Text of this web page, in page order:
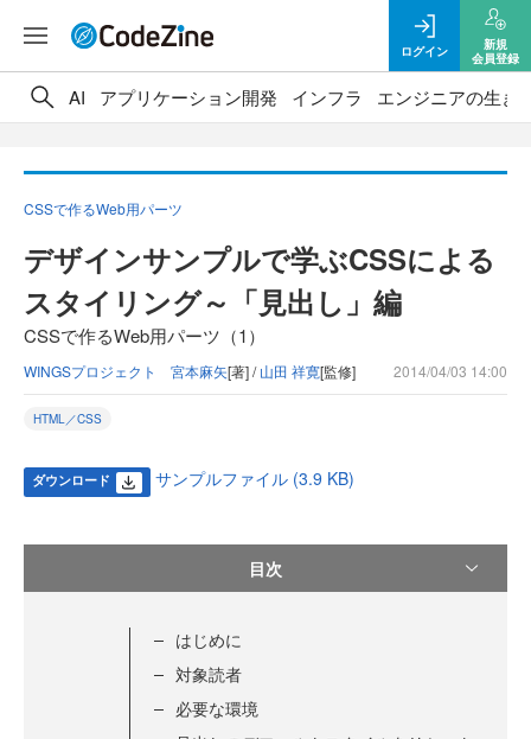
ログイン
新規
会員登録
AI アプリケーション開発 インフラ エンジニアの生き
CSSで作るWeb用パーツ
デザインサンプルで学ぶCSSによる
スタイリング～「見出し」編
CSSで作るWeb用パーツ（1）
WINGSプロジェクト 宮本麻矢[著] /山田 祥寛[監修] 2014/04/03 14:00
HTML／CSS
ダウンロード サンプルファイル (3.9 KB)
目次
はじめに
対象読者
必要な環境